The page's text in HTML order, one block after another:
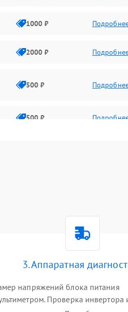
1000 ₽
2000 ₽
500 ₽
500 ₽
3. Аппаратная
напряжений блока питания
Проверка инвертора